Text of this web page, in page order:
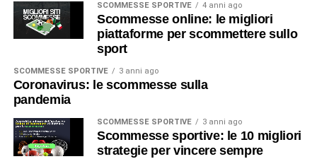
SCOMMESSE SPORTIVE 4 anni ago
Scommesse online: le migliori
piattaforme per scommettere sullo
sport
SCOMMESSE SPORTIVE 3 anni ago
Coronavirus: le scommesse sulla
pandemia
SCOMMESSE SPORTIVE 3 anni ago
Scommesse sportive: le 10 migliori
strategie per vincere sempre